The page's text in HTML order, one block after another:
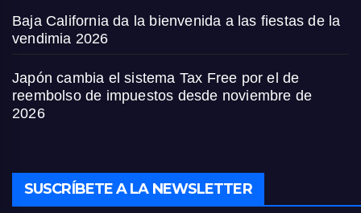
Baja California da la bienvenida a las fiestas de la
vendimia 2026
Japón cambia el sistema Tax Free por el de
reembolso de impuestos desde noviembre de
2026
SUSCRÍBETE A LA NEWSLETTER